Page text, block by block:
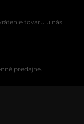
tovaru u nás
predajne.